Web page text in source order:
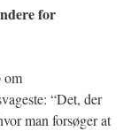
for
om
“Det, der
man forsøger at